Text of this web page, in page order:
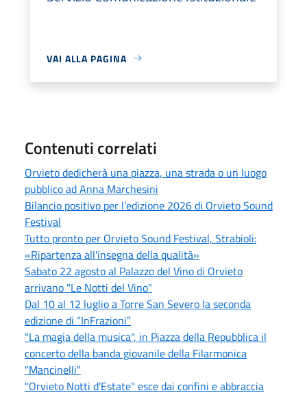
VAI ALLA PAGINA
Contenuti correlati
Orvieto dedicherà una piazza, una strada o un luogo
pubblico ad Anna Marchesini
Bilancio positivo per l'edizione 2026 di Orvieto Sound
Festival
Tutto pronto per Orvieto Sound Festival, Strabioli:
«Ripartenza all'insegna della qualità»
Sabato 22 agosto al Palazzo del Vino di Orvieto
arrivano "Le Notti del Vino"
Dal 10 al 12 luglio a Torre San Severo la seconda
edizione di “InFrazioni”
"La magia della musica", in Piazza della Repubblica il
concerto della banda giovanile della Filarmonica
"Mancinelli"
"Orvieto Notti d'Estate" esce dai confini e abbraccia